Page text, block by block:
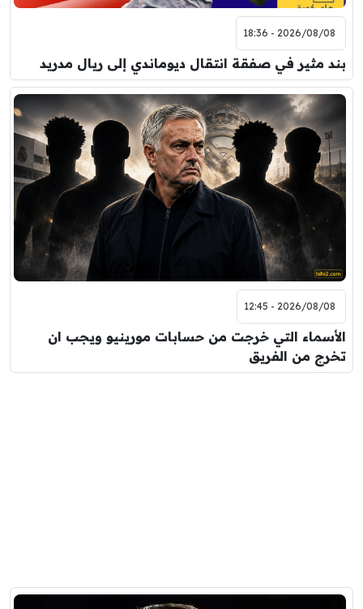
2026/08/08 - 18:36
بند مثير في صفقة انتقال ديوماندي إلى ريال مدريد
2026/08/08 - 12:45
الأسماء التي خرجت من حسابات مورينيو ويجب ان
تخرج من الفريق